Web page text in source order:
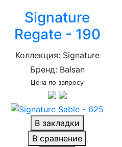
Signature
Regate - 190
Коллекция: Signature
Бренд: Balsan
Цена по запросу
В закладки
В сравнение